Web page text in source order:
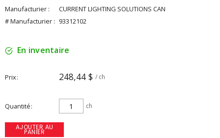
Manufacturier :
CURRENT LIGHTING SOLUTIONS CAN
# Manufacturier : 93312102
En inventaire
Prix 248,44 $ / ch
Quantité ch
AJOUTER AU
PANIER